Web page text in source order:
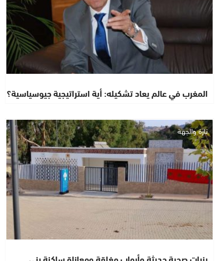
المغرب في عالم يعاد تشكيله: أية استراتيجية جيوسياسية؟
تازة والجهة